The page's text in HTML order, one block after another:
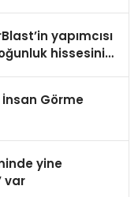
yapımcısı
hissesini
Görme
yine
var